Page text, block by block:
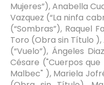
Mujeres”), Anabella
Vazquez (“La ninfa
(“Sombras”), Raquel
Toro (Obra sin Título
(“Vuelo”), Ángeles
Césare ("Cuerpos
Malbec" ), Mariela